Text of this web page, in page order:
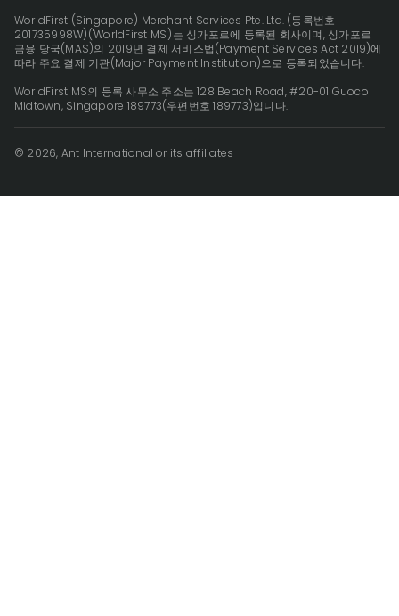
WorldFirst (Singapore) Merchant Services Pte. Ltd. (등록번호
201735998W)('WorldFirst MS')는 싱가포르에 등록된 회사이며, 싱가포르
금융 당국(MAS)의 2019년 결제 서비스법(Payment Services Act 2019)에
따라 주요 결제 기관(Major Payment Institution)으로 등록되었습니다.
WorldFirst MS의 등록 사무소 주소는 128 Beach Road, #20-01 Guoco
Midtown, Singapore 189773(우편번호 189773)입니다.
© 2026, Ant International or its affiliates